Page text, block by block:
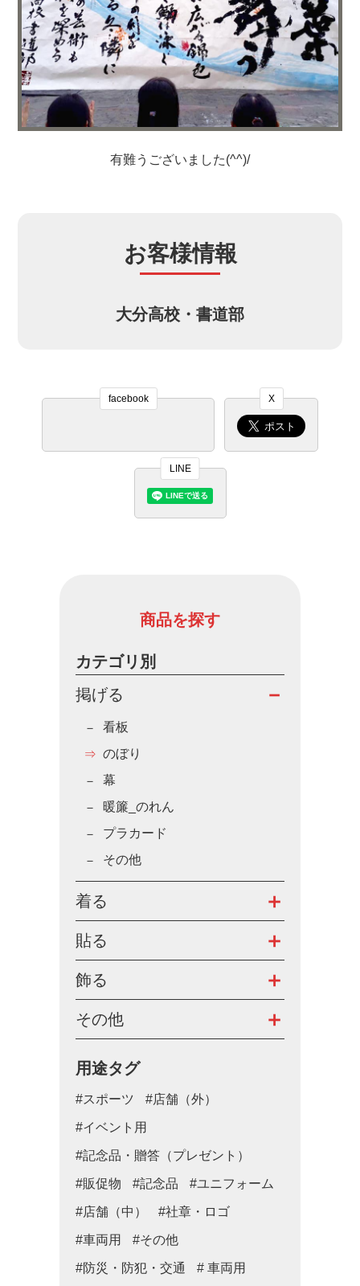
有難うございました(^^)/
お客様情報
大分高校・書道部
facebook X
LINE
商品を探す
カテゴリ別
掲げる
看板
のぼり
幕
暖簾_のれん
プラカード
その他
着る
貼る
飾る
その他
用途タグ
#スポーツ #店舗（外）
#イベント用
#記念品・贈答（プレゼント）
#販促物 #記念品 #ユニフォーム
#店舗（中） #社章・ロゴ
#車両用 #その他
#防災・防犯・交通 # 車両用